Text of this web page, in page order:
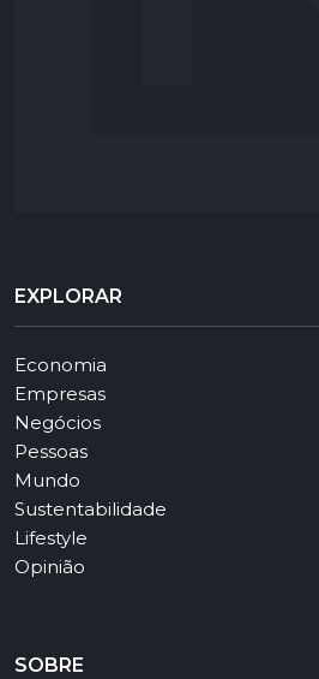
EXPLORAR
Economia
Empresas
Negócios
Pessoas
Mundo
Sustentabilidade
Lifestyle
Opinião
SOBRE